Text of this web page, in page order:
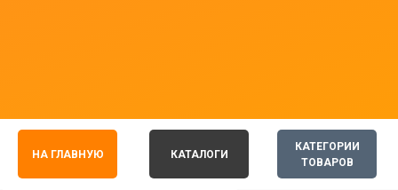
КАТЕГОРИИ
ТОВАРОВ
НА ГЛАВНУЮ КАТАЛОГИ